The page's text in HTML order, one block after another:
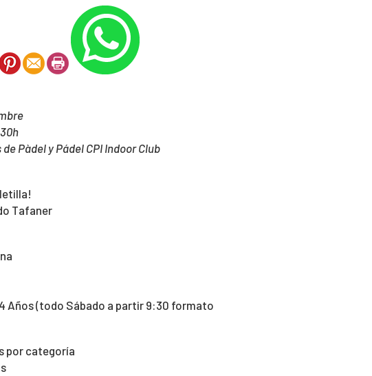
Pàdel y Pádel CPI Indoor Club
Tafaner
Años (todo Sábado a partir 9:30 formato
por categoría